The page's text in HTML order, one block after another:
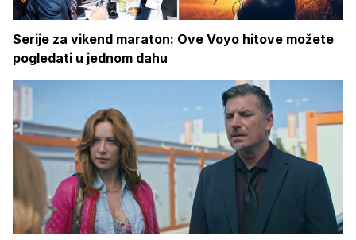
Serije za vikend maraton: Ove Voyo hitove možete
pogledati u jednom dahu